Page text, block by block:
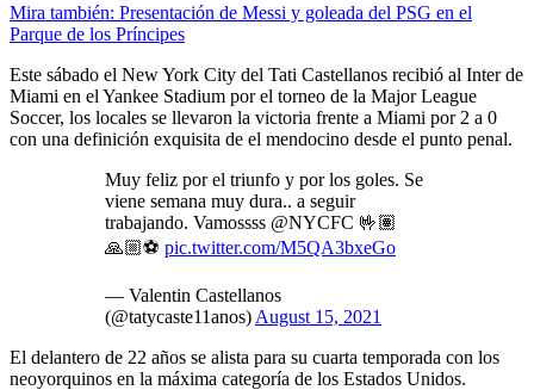
Mira también: Presentación de Messi y goleada del PSG en el
Parque de los Príncipes
Este sábado el New York City del Tati Castellanos recibió al Inter de
Miami en el Yankee Stadium por el torneo de la Major League
Soccer, los locales se llevaron la victoria frente a Miami por 2 a 0
con una definición exquisita de el mendocino desde el punto penal.
Muy feliz por el triunfo y por los goles. Se
viene semana muy dura.. a seguir
trabajando. Vamossss @NYCFC 🤟🏽
🙏🏼⚽️ pic.twitter.com/M5QA3bxeGo
— Valentin Castellanos
(@tatycaste11anos) August 15, 2021
El delantero de 22 años se alista para su cuarta temporada con los
neoyorquinos en la máxima categoría de los Estados Unidos.